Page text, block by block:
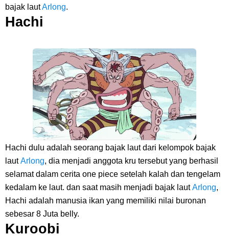
Arti Bendera Palau, Negara Kepulauan Yang Berada Di Kawasan
Cara Membuat Linktree Instagram, Sangat Mudah Untuk Kamu
Lakukan Sendiri
7 Fakta Gaban One Piece, Orang Yang Telah Memberikan Kunci Borgol
Milik Loki
Profil Slamet Rahardjo, Aktor Dengan Peran Penting Dalam Perfilman
Indonesia
Resep Roti Panggang, Sangat Mudah Untuk Menjadi Cemilan
bajak lautArlong.
Hachi
Hachi dulu adalah seorang bajak laut dari kelompok bajak
lautArlong, dia menjadi anggota kru tersebut yang berhasil
selamat dalam cerita one piece setelah kalah dan tengelam
kedalam ke laut. dan saat masih menjadi bajak lautArlong,
Hachi adalah manusia ikan yang memiliki nilai buronan
sebesar 8 Juta belly.
Kuroobi